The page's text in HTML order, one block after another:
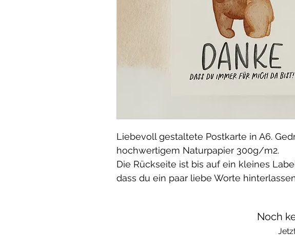
Liebevoll gestaltete Postkarte in A6.
hochwertigem Naturpapier 300g/m2.
Die Rückseite ist bis auf ein kleines
dass du ein paar liebe Worte
Noch